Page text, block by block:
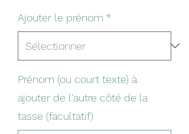
Ajouter le prénom *
Prénom (ou court texte) à
ajouter de l'autre côté de la
tasse (facultatif)